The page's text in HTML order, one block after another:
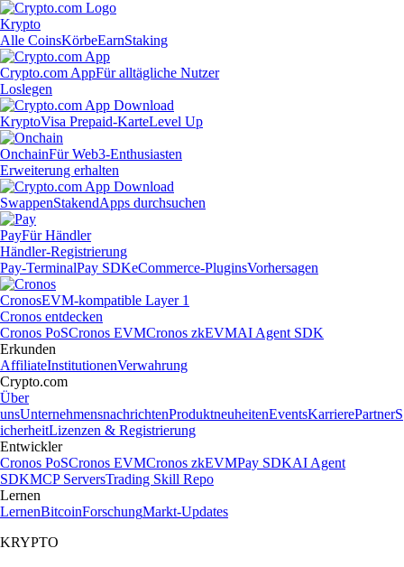
Krypto
Alle CoinsKörbeEarnStaking
Crypto.com AppFür alltägliche Nutzer
Loslegen
KryptoVisa Prepaid-KarteLevel Up
OnchainFür Web3-Enthusiasten
Erweiterung erhalten
SwappenStakendApps durchsuchen
PayFür Händler
Händler-Registrierung
Pay-TerminalPay SDKeCommerce-PluginsVorhersagen
CronosEVM-kompatible Layer 1
Cronos entdecken
Cronos PoSCronos EVMCronos zkEVMAI Agent SDK
Erkunden
AffiliateInstitutionenVerwahrung
Crypto.com
Über
unsUnternehmensnachrichtenProduktneuheitenEventsKarrierePartnerS
icherheitLizenzen & Registrierung
Entwickler
Cronos PoSCronos EVMCronos zkEVMPay SDKAI Agent
SDKMCP ServersTrading Skill Repo
Lernen
LernenBitcoinForschungMarkt-Updates
KRYPTO